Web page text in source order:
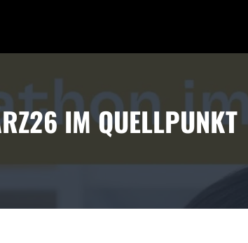
IM QUELLPUNKT